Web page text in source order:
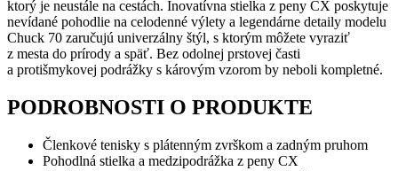
ktorý je neustále na cestách. Inovatívna stielka z peny CX poskytuje
nevídané pohodlie na celodenné výlety a legendárne detaily modelu
Chuck 70 zaručujú univerzálny štýl, s ktorým môžete vyraziť
z mesta do prírody a späť. Bez odolnej prstovej časti
a protišmykovej podrážky s károvým vzorom by neboli kompletné.
PODROBNOSTI O PRODUKTE
Členkové tenisky s plátenným zvrškom a zadným pruhom
Pohodlná stielka a medzipodrážka z peny CX